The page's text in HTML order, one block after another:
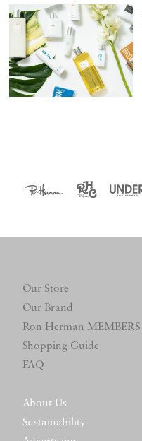
Our Store
Our Brand
Ron Herman MEMBERS
Shopping Guide
FAQ
About Us
Sustainability